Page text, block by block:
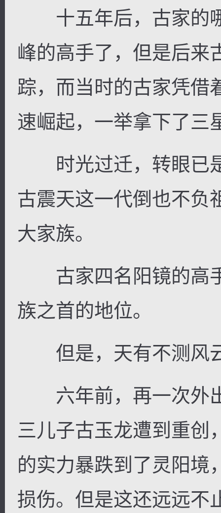
十五年后，古家的
峰的高手了，但是后来
踪，而当时的古家凭借
速崛起，一举拿下了三
时光过迁，转眼已
古震天这一代倒也不负
大家族。
古家四名阳镜的高
族之首的地位。
但是，天有不测风
六年前，再一次外
三儿子古玉龙遭到重创
的实力暴跌到了灵阳境
损伤。但是这还远远不